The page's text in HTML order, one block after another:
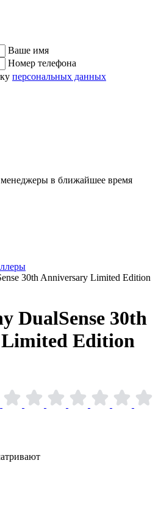
Ваше имя
Номер телефона
персональных данных
в ближайшее время
30th Anniversary Limited Edition
DualSense 30th
Edition